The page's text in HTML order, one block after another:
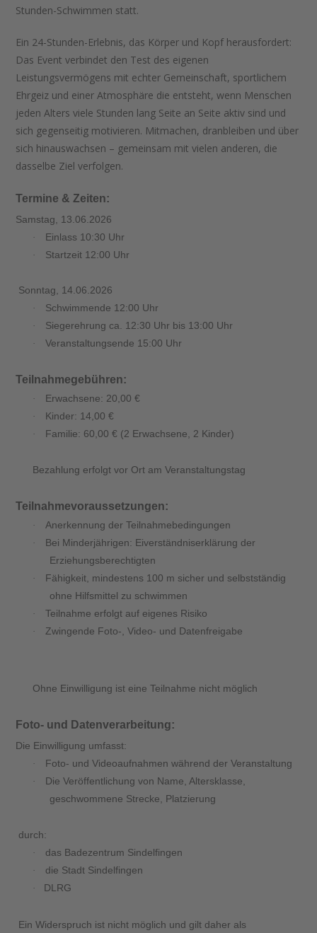
Stunden-Schwimmen statt.
Ein 24-Stunden-Erlebnis, das Körper und Kopf herausfordert:
Das Event verbindet den Test des eigenen
Leistungsvermögens mit echter Gemeinschaft, sportlichem
Ehrgeiz und einer Atmosphäre die entsteht, wenn Menschen
jeden Alters viele Stunden lang Seite an Seite aktiv sind und
sich gegenseitig motivieren. Mitmachen, dranbleiben und über
sich hinauswachsen – gemeinsam mit vielen anderen, die
dasselbe Ziel verfolgen.
Termine & Zeiten:
Samstag, 13.06.2026
· Einlass 10:30 Uhr
· Startzeit 12:00 Uhr
Sonntag, 14.06.2026
· Schwimmende 12:00 Uhr
· Siegerehrung ca. 12:30 Uhr bis 13:00 Uhr
· Veranstaltungsende 15:00 Uhr
Teilnahmegebühren:
· Erwachsene: 20,00 €
· Kinder: 14,00 €
· Familie: 60,00 € (2 Erwachsene, 2 Kinder)
Bezahlung erfolgt vor Ort am Veranstaltungstag
Teilnahmevoraussetzungen:
· Anerkennung der Teilnahmebedingungen
·
Bei Minderjährigen: Eiverständniserklärung der
Erziehungsberechtigten
·
Fähigkeit, mindestens 100 m sicher und selbstständig
ohne Hilfsmittel zu schwimmen
· Teilnahme erfolgt auf eigenes Risiko
· Zwingende Foto-, Video- und Datenfreigabe
Ohne Einwilligung ist eine Teilnahme nicht möglich
Foto- und Datenverarbeitung:
Die Einwilligung umfasst:
· Foto- und Videoaufnahmen während der Veranstaltung
·
Die Veröffentlichung von Name, Altersklasse,
geschwommene Strecke, Platzierung
durch:
· das Badezentrum Sindelfingen
· die Stadt Sindelfingen
· DLRG
Ein Widerspruch ist nicht möglich und gilt daher als